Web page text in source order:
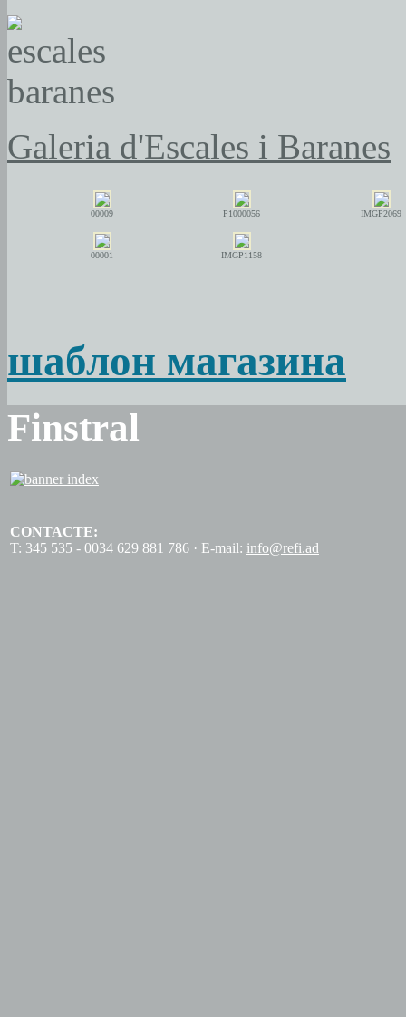
Galeria d'Escales i Baranes
00009 P1000056 IMGP2069
00001 IMGP1158
шаблон магазина
Finstral
CONTACTE:
T: 345 535 - 0034 629 881 786 · E-mail: info@refi.ad